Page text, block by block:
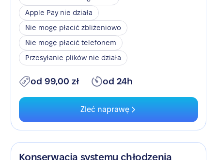
Apple Pay nie działa
Nie mogę płacić zbliżeniowo
Nie mogę płacić telefonem
Przesyłanie plików nie działa
od 99,00 zł od 24h
Zleć naprawę
Konserwacja systemu chłodzenia